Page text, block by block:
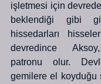
işletmesi için
beklendiği gibi
hissedarları
devredince Aksoy,
patronu olur.
gemilere el koyduğu